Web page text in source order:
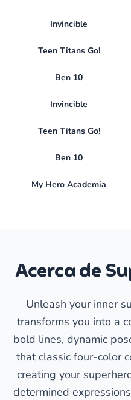
Invincible
Teen Titans Go!
Ben 10
Invincible
Teen Titans Go!
Ben 10
My Hero Academia
Acerca de
Unleash your inner
transforms you into a
bold lines, dynamic
that classic four-color
creating your
determined